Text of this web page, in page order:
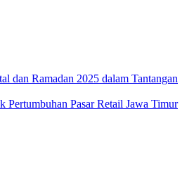
dan Ramadan 2025 dalam Tantangan
Pertumbuhan Pasar Retail Jawa Timur